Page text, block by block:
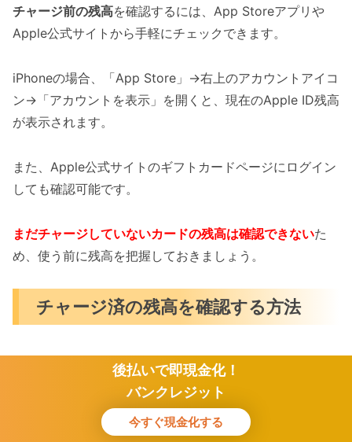
チャージ前の残高を確認するには、App Storeアプリや
Apple公式サイトから手軽にチェックできます。
iPhoneの場合、「App Store」→右上のアカウントアイコ
ン→「アカウントを表示」を開くと、現在のApple ID残高
が表示されます。
また、Apple公式サイトのギフトカードページにログイン
しても確認可能です。
まだチャージしていないカードの残高は確認できないた
め、使う前に残高を把握しておきましょう。
チャージ済の残高を確認する方法
AppleギフトカードをApple IDにチャージしている
場合は、Apple ID残高として管理されています。
iPhoneやiPadでは、「設定」→「自分の名前」→「メデ
後払いで即現金化！
バンクレジット
今すぐ現金化する